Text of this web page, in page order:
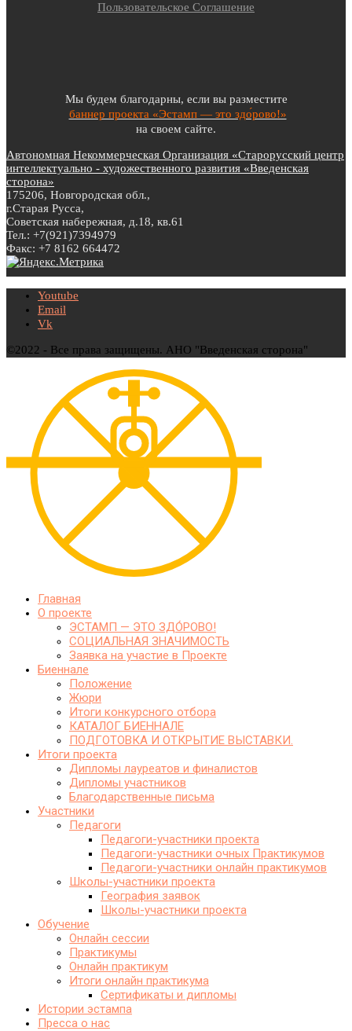
Пользовательское Соглашение
Мы будем благодарны, если вы разместите
баннер проекта «Эстамп — это здо́рово!»
на своем сайте.
Автономная Некоммерческая Организация «Старорусский центр
интеллектуально - художественного развития «Введенская
сторона»
175206, Новгородская обл.,
г.Старая Русса,
Советская набережная, д.18, кв.61
Тел.: +7(921)7394979
Факс: +7 8162 664472
Youtube
Email
Vk
©2022 - Все права защищены. АНО "Введенская сторона"
Главная
О проекте
ЭСТАМП — ЭТО ЗДО́РОВО!
СОЦИАЛЬНАЯ ЗНАЧИМОСТЬ
Заявка на участие в Проекте
Биеннале
Положение
Жюри
Итоги конкурсного отбора
КАТАЛОГ БИЕННАЛЕ
ПОДГОТОВКА И ОТКРЫТИЕ ВЫСТАВКИ.
Итоги проекта
Дипломы лауреатов и финалистов
Дипломы участников
Благодарственные письма
Участники
Педагоги
Педагоги-участники проекта
Педагоги-участники очных Практикумов
Педагоги-участники онлайн практикумов
Школы-участники проекта
География заявок
Школы-участники проекта
Обучение
Онлайн сессии
Практикумы
Онлайн практикум
Итоги онлайн практикума
Сертификаты и дипломы
Истории эстампа
Пресса о нас